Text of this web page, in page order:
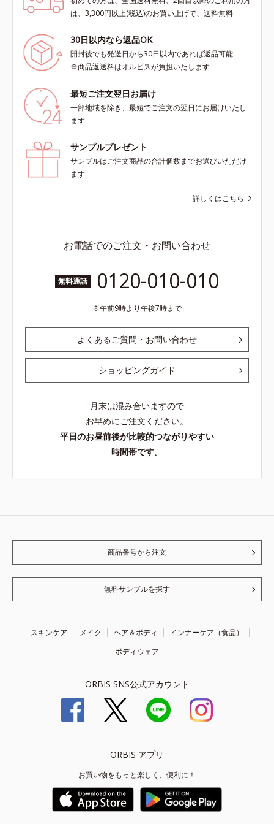
は、3,300円以上(税込)のお買い上げで、送料無料
30日以内なら返品OK
開封後でも発送日から30日以内であれば返品可能
※商品返送料はオルビスが負担いたします
最短ご注文翌日お届け
一部地域を除き、最短でご注文の翌日にお届けいたし
ます
サンプルプレゼント
サンプルはご注文商品の合計個数までお選びいただけ
ます
詳しくはこちら
お電話でのご注文・お問い合わせ
無料通話 0120-010-010
午前9時より午後7時まで
よくあるご質問・お問い合わせ
ショッピングガイド
月末は混み合いますので
お早めにご注文ください。
平日のお昼前後が比較的つながりやすい
時間帯です。
商品番号から注文
無料サンプルを探す
スキンケア メイク ヘア＆ボディ
インナーケア（食品）
ボディウェア
ORBIS SNS公式アカウント
ORBIS アプリ
お買い物をもっと楽しく、便利に！